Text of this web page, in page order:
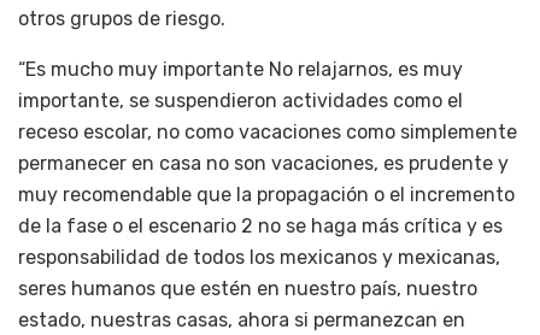
otros grupos de riesgo.
“Es mucho muy importante No relajarnos, es muy
importante, se suspendieron actividades como el
receso escolar, no como vacaciones como simplemente
permanecer en casa no son vacaciones, es prudente y
muy recomendable que la propagación o el incremento
de la fase o el escenario 2 no se haga más crítica y es
responsabilidad de todos los mexicanos y mexicanas,
seres humanos que estén en nuestro país, nuestro
estado, nuestras casas, ahora si permanezcan en